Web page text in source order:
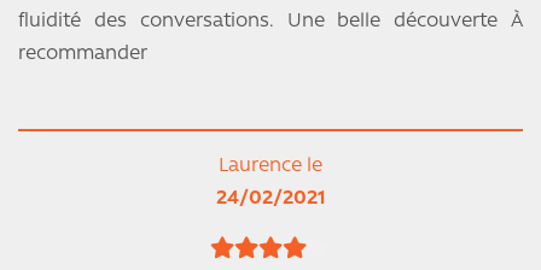
fluidité des conversations. Une belle découverte À
recommander
Laurence le
24/02/2021